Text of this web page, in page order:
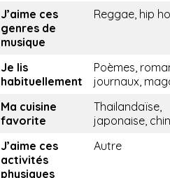
J’aime ces
genres de
musique
Reggae, hip
Je lis
habituellement
Poèmes,
journaux,
Ma cuisine
favorite
Thailandaïse,
japonaise,
J’aime ces
activités
physiques
Autre